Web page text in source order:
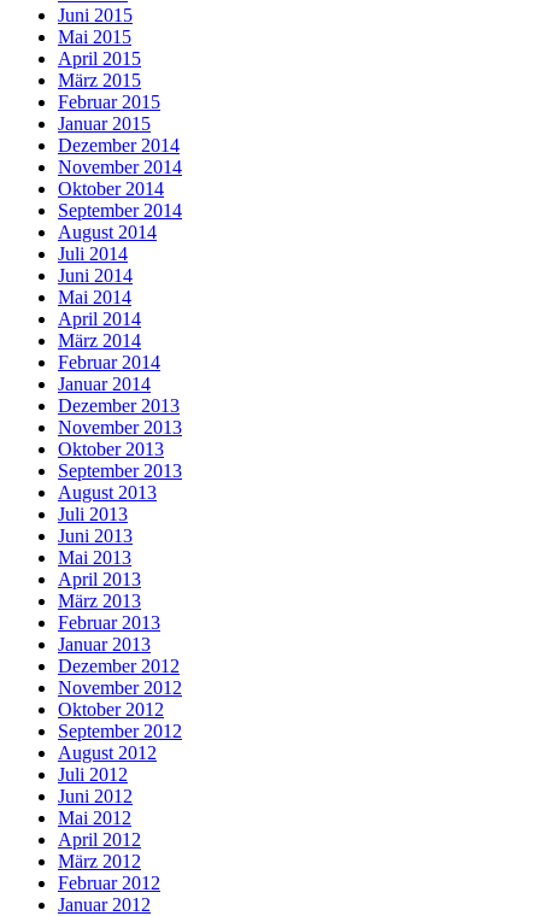
Juni 2015
Mai 2015
April 2015
März 2015
Februar 2015
Januar 2015
Dezember 2014
November 2014
Oktober 2014
September 2014
August 2014
Juli 2014
Juni 2014
Mai 2014
April 2014
März 2014
Februar 2014
Januar 2014
Dezember 2013
November 2013
Oktober 2013
September 2013
August 2013
Juli 2013
Juni 2013
Mai 2013
April 2013
März 2013
Februar 2013
Januar 2013
Dezember 2012
November 2012
Oktober 2012
September 2012
August 2012
Juli 2012
Juni 2012
Mai 2012
April 2012
März 2012
Februar 2012
Januar 2012